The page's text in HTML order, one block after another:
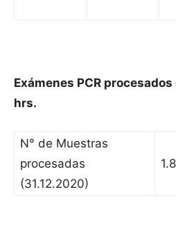
Exámenes PCR
hrs.
N° de Muestras
procesadas
(31.12.2020)